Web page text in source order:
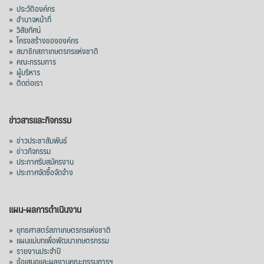
» ประวัติองค์กร
» อำนาจหน้าที่
» วิสัยทัศน์
» โครงสร้างขององค์กร
» สมาชิกสภาเกษตรกรแห่งชาติ
» คณะกรรมการ
» ผู้บริหาร
» ติดต่อเรา
ข่าวสารและกิจกรรม
» ข่าวประชาสัมพันธ์
» ข่าวกิจกรรม
» ประกาศรับสมัครงาน
» ประกาศจัดซื้อจัดจ้าง
แผน-ผลการดำเนินงาน
» ยุทธศาสตร์สภาเกษตรกรแห่งชาติ
» แผนแม่บทเพื่อพัฒนาเกษตรกรรม
» รายงานประจำปี
» ข้อเสนอและผลงานคณะกรรมการฯ